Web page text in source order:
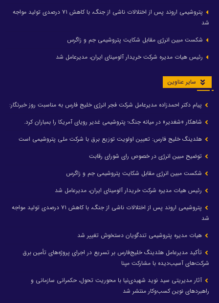
پتروشیمی اروند پس از اختلالات ناشی از جنگ، با کاهش ۷۱ درصدی تولید مواجه
شد
شکست مبین انرژی مقابل شکایت پتروشیمی جم و زاگرس
رئیس هیات مدیره شرکت خریدار آلومینای ایران، مدیرعامل شد
سایر عناوین
پیام دکتر احمدزاده مدیرعامل شرکت فجر انرژی خلیج فارس به مناسبت روز خبرنگار:
شاهکار «شغدیر» در میانه جنگ؛ پتروشیمی غدیر رویای آمریکا را بمباران کرد.
هلدینگ خلیج فارس: تعیین اولویت توزیع برق با شرکت ملی پتروشیمی است
توضیح مبین انرژی در خصوص رای شورای رقابت
شکست مبین انرژی مقابل شکایت پتروشیمی جم و زاگرس
رئیس هیات مدیره شرکت خریدار آلومینای ایران، مدیرعامل شد
پتروشیمی اروند پس از اختلالات ناشی از جنگ، با کاهش ۷۱ درصدی تولید مواجه
شد
هیات مدیره پتروشیمی تندگویان دستخوش تغییر شد
تأکید مدیرعامل هلدینگ خلیج‌فارس بر تسریع در اجرای پروژه‌های تأمین برق
شرکت‌های آسیب‌دیده با مشارکت مپنا
آثار مدیریتی سید نوید شهیدی‌نیا با محوریت تحول، حکمرانی سازمانی و
راهبردهای نوین کسب‌وکار منتشر شد